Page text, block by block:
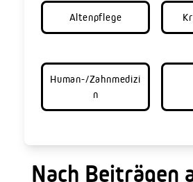
Altenpflege
Human-/Zahnmedizi
n
Nach Beiträgen